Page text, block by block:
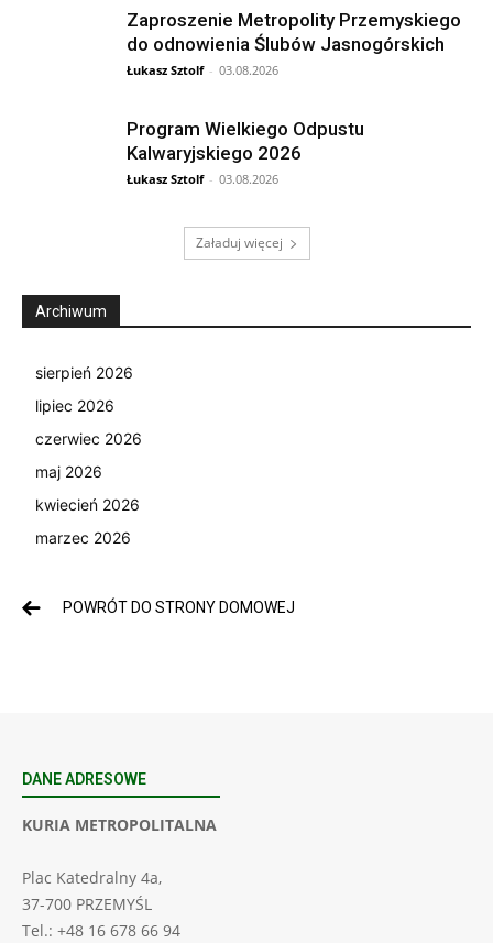
Zaproszenie Metropolity Przemyskiego
do odnowienia Ślubów Jasnogórskich
Łukasz Sztolf - 03.08.2026
Program Wielkiego Odpustu
Kalwaryjskiego 2026
Łukasz Sztolf - 03.08.2026
Załaduj więcej
Archiwum
sierpień 2026
lipiec 2026
czerwiec 2026
maj 2026
kwiecień 2026
marzec 2026
POWRÓT DO STRONY DOMOWEJ
DANE ADRESOWE
KURIA METROPOLITALNA
Plac Katedralny 4a,
37-700 PRZEMYŚL
Tel.: +48 16 678 66 94